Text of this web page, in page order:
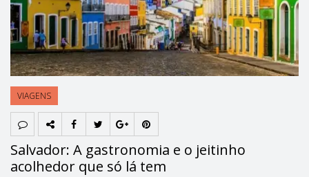
VIAGENS
Salvador: A gastronomia e o jeitinho
acolhedor que só lá tem